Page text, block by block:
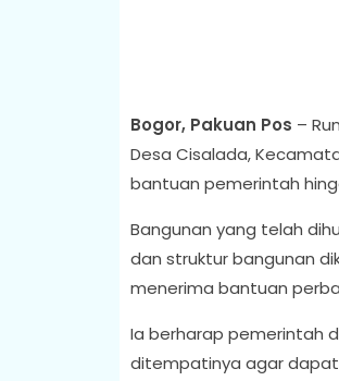
Bogor, Pakuan Pos –
Desa Cisalada,
bantuan pemerintah
Bangunan yang telah
dan struktur bangunan
menerima bantuan
Ia berharap pemerintah
ditempatinya agar dapat